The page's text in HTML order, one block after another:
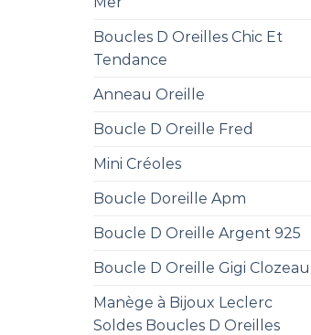
Boucles D Oreilles Chic Et
Tendance
Anneau Oreille
Boucle D Oreille Fred
Mini Créoles
Boucle Doreille Apm
Boucle D Oreille Argent 925
Boucle D Oreille Gigi Clozeau
Manège à Bijoux Leclerc
Soldes Boucles D Oreilles